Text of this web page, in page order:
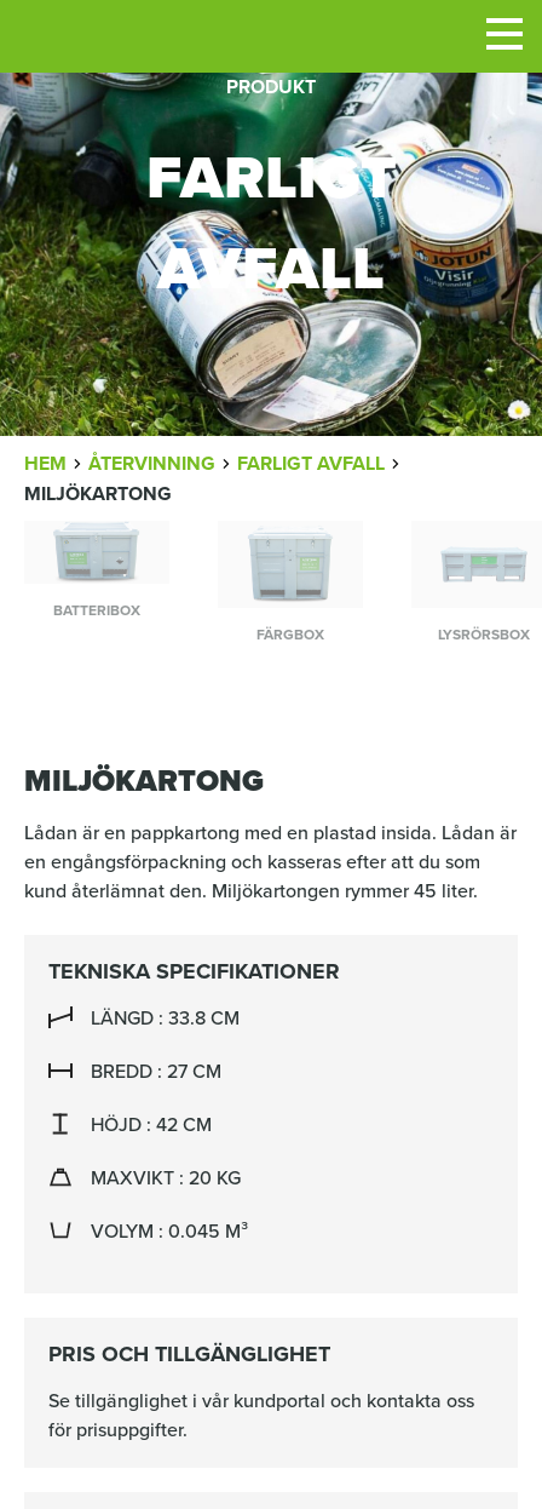
PRODUKT
FARLIGT
AVFALL
LÄNKSTIG
HEM ÅTERVINNING
FARLIGT AVFALL
MILJÖKARTONG
BATTERIBOX
FÄRGBOX
LYSRÖRSBOX
MILJÖKARTONG
Lådan är en pappkartong med en plastad insida. Lådan är
en engångsförpackning och kasseras efter att du som
kund återlämnat den. Miljökartongen rymmer 45 liter.
TEKNISKA SPECIFIKATIONER
LÄNGD : 33.8 CM
BREDD : 27 CM
HÖJD : 42 CM
MAXVIKT : 20 KG
VOLYM : 0.045 M³
PRIS OCH TILLGÄNGLIGHET
Se tillgänglighet i vår kundportal och kontakta oss
för prisuppgifter.